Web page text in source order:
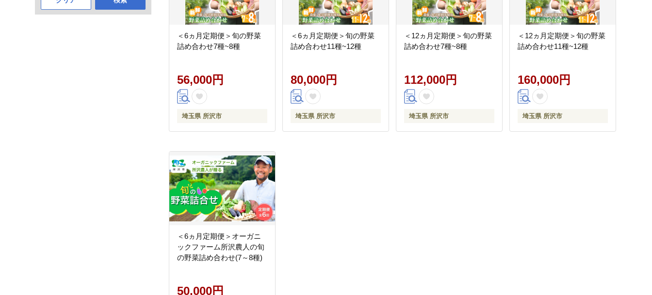
＜6ヵ月定期便＞旬の野菜
詰め合わせ7種~8種
56,000円
埼玉県 所沢市
＜6ヵ月定期便＞旬の野菜
詰め合わせ11種~12種
80,000円
埼玉県 所沢市
＜12ヵ月定期便＞旬の野菜
詰め合わせ7種~8種
112,000円
埼玉県 所沢市
＜12ヵ月定期便＞旬の野菜
詰め合わせ11種~12種
160,000円
埼玉県 所沢市
＜6ヵ月定期便＞オーガニ
ックファーム所沢農人の旬
の野菜詰め合わせ(7～8種)
50,000円